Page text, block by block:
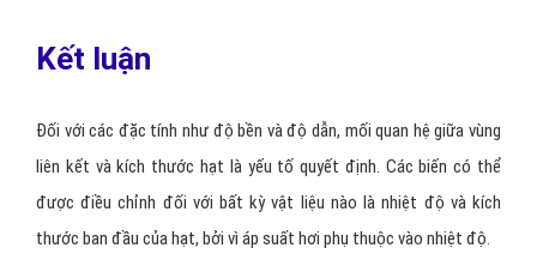
Kết luận
Đối với các đặc tính như độ bền và độ dẫn, mối quan hệ giữa vùng
liên kết và kích thước hạt là yếu tố quyết định. Các biến có thể
được điều chỉnh đối với bất kỳ vật liệu nào là nhiệt độ và kích
thước ban đầu của hạt, bởi vì áp suất hơi phụ thuộc vào nhiệt độ.